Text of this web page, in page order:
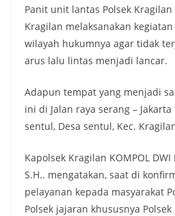
Panit unit lantas Polsek
Kragilan melaksanakan
wilayah hukumnya agar tidak
arus lalu lintas menjadi lancar.
Adapun tempat yang menjadi
ini di Jalan raya serang –
sentul, Desa sentul, Kec.
Kapolsek Kragilan KOMPOL DWI
S.H.. mengatakan, saat di
pelayanan kepada masyarakat
Polsek jajaran khususnya